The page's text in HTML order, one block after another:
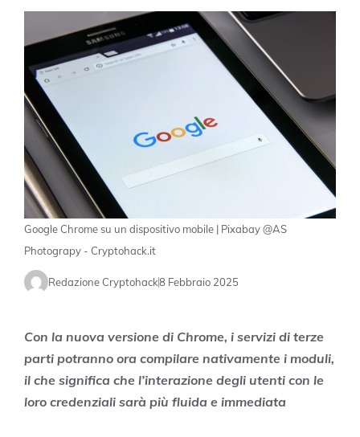
Google Chrome su un dispositivo mobile | Pixabay @AS
Photograpy - Cryptohack.it
Redazione Cryptohack8 Febbraio 2025
Con la nuova versione di Chrome, i servizi di terze
parti potranno ora compilare nativamente i moduli,
il che significa che l’interazione degli utenti con le
loro credenziali sarà più fluida e immediata